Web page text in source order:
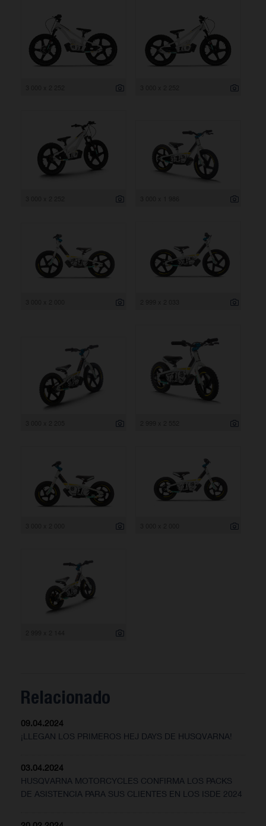
Relacionado
09.04.2024
¡LLEGAN LOS PRIMEROS HEJ DAYS DE HUSQVARNA!
03.04.2024
HUSQVARNA MOTORCYCLES CONFIRMA LOS PACKS
DE ASISTENCIA PARA SUS CLIENTES EN LOS ISDE 2024